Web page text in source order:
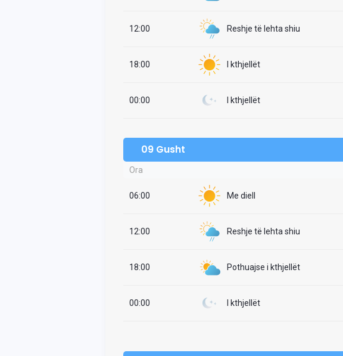
12:00 Reshje të lehta shiu
18:00 I kthjellët
00:00 I kthjellët
09 Gusht
Ora
06:00 Me diell
12:00 Reshje të lehta shiu
18:00 Pothuajse i kthjellët
00:00 I kthjellët